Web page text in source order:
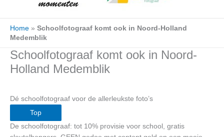
Home » Schoolfotograaf komt ook in Noord-Holland
Medemblik
Schoolfotograaf komt ook in Noord-
Holland Medemblik
Dé schoolfotograaf voor de allerleukste foto’s
Top
De schoolfotograaf: tot 10% provisie voor school, gratis